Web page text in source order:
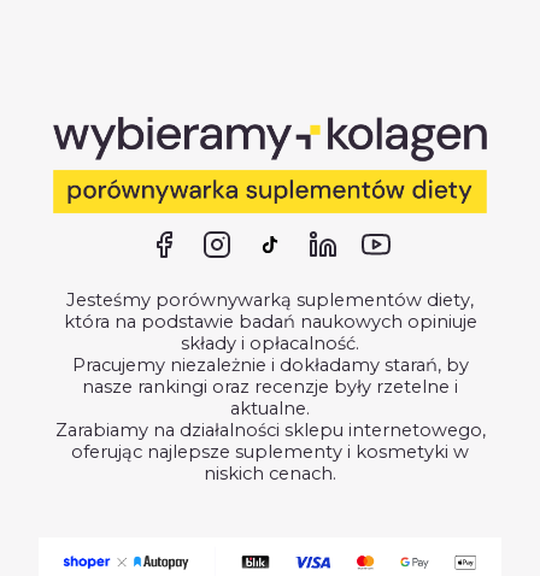
Jesteśmy porównywarką suplementów diety,
która na podstawie badań naukowych opiniuje
składy i opłacalność.
Pracujemy niezależnie i dokładamy starań, by
nasze rankingi oraz recenzje były rzetelne i
aktualne.
Zarabiamy na działalności sklepu internetowego,
oferując najlepsze suplementy i kosmetyki w
niskich cenach.